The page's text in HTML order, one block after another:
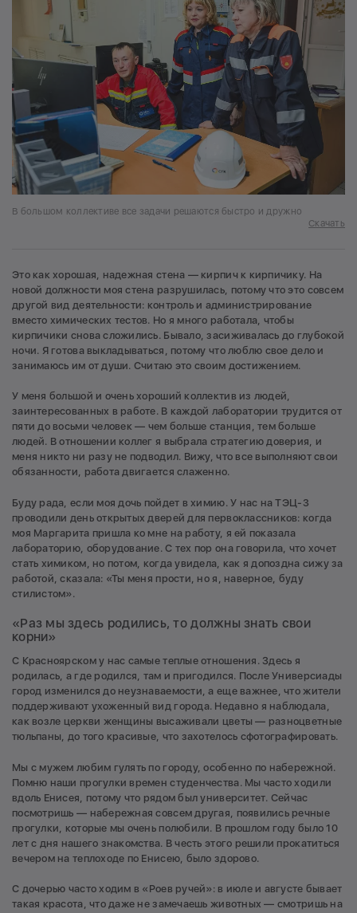
В большом коллективе все задачи решаются быстро и дружно
Скачать
Это как хорошая, надежная стена — кирпич к кирпичику. На
новой должности моя стена разрушилась, потому что это совсем
другой вид деятельности: контроль и администрирование
вместо химических тестов. Но я много работала, чтобы
кирпичики снова сложились. Бывало, засиживалась до глубокой
ночи. Я готова выкладываться, потому что люблю свое дело и
занимаюсь им от души. Считаю это своим достижением.
У меня большой и очень хороший коллектив из людей,
заинтересованных в работе. В каждой лаборатории трудится от
пяти до восьми человек — чем больше станция, тем больше
людей. В отношении коллег я выбрала стратегию доверия, и
меня никто ни разу не подводил. Вижу, что все выполняют свои
обязанности, работа двигается слаженно.
Буду рада, если моя дочь пойдет в химию. У нас на ТЭЦ-3
проводили день открытых дверей для первоклассников: когда
моя Маргарита пришла ко мне на работу, я ей показала
лабораторию, оборудование. С тех пор она говорила, что хочет
стать химиком, но потом, когда увидела, как я допоздна сижу за
работой, сказала: «Ты меня прости, но я, наверное, буду
стилистом».
«Раз мы здесь родились, то должны знать свои
корни»
С Красноярском у нас самые теплые отношения. Здесь я
родилась, а где родился, там и пригодился. После Универсиады
город изменился до неузнаваемости, а еще важнее, что жители
поддерживают ухоженный вид города. Недавно я наблюдала,
как возле церкви женщины высаживали цветы — разноцветные
тюльпаны, до того красивые, что захотелось сфотографировать.
Мы с мужем любим гулять по городу, особенно по набережной.
Помню наши прогулки времен студенчества. Мы часто ходили
вдоль Енисея, потому что рядом был университет. Сейчас
посмотришь — набережная совсем другая, появились речные
прогулки, которые мы очень полюбили. В прошлом году было 10
лет с дня нашего знакомства. В честь этого решили прокатиться
вечером на теплоходе по Енисею, было здорово.
С дочерью часто ходим в «Роев ручей»: в июле и августе бывает
такая красота, что даже не замечаешь животных — смотришь на